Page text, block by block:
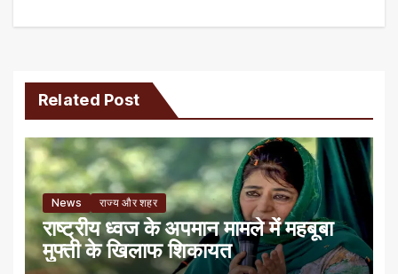
Related Post
News राज्य और शहर
राष्ट्रीय ध्वज के अपमान मामले में महबूबा
मुफ्ती के खिलाफ शिकायत